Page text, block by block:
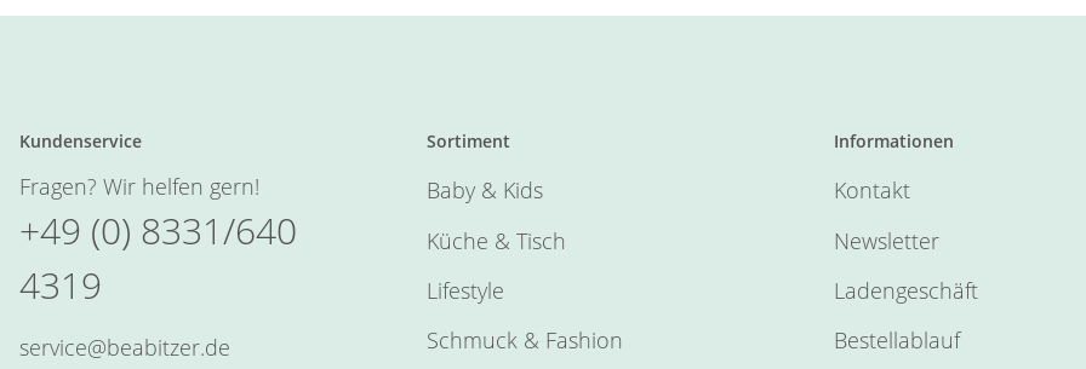
Kundenservice
Fragen? Wir helfen gern!
+49 (0) 8331/640
4319
service@beabitzer.de
Sortiment
Baby & Kids
Küche & Tisch
Lifestyle
Schmuck & Fashion
Informationen
Kontakt
Newsletter
Ladengeschäft
Bestellablauf